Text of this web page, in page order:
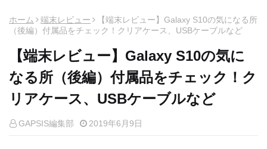
ホーム 端末レビュー
【端末レビュー】Galaxy S10の気になる所
（後編）付属品をチェック！クリアケース、USBケーブルなど
【端末レビュー】Galaxy S10の気に
なる所（後編）付属品をチェック！ク
リアケース、USBケーブルなど
GAPSIS編集部 2019年6月9日